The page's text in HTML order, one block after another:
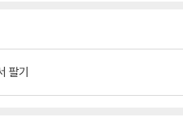
팔기